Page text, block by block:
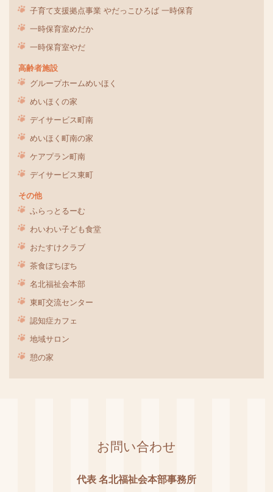
子育て支援拠点事業 やだっこひろば 一時保育
一時保育室めだか
一時保育室やだ
高齢者施設
グループホームめいほく
めいほくの家
デイサービス町南
めいほく町南の家
ケアプラン町南
デイサービス東町
その他
ふらっとるーむ
わいわい子ども食堂
おたすけクラブ
茶食ぼちぼち
名北福祉会本部
東町交流センター
認知症カフェ
地域サロン
憩の家
お問い合わせ
代表 名北福祉会本部事務所